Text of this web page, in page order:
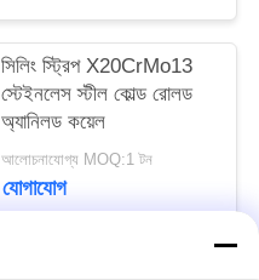
সিলিং স্ট্রিপ X20CrMo13
স্টেইনলেস স্টীল কোল্ড রোলড
অ্যানিলড কয়েল
আলোচনাযোগ্য MOQ:1 টন
যোগাযোগ